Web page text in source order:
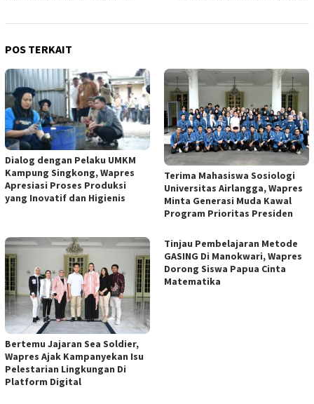
POS TERKAIT
Dialog dengan Pelaku UMKM
Kampung Singkong, Wapres
Apresiasi Proses Produksi
yang Inovatif dan Higienis
Terima Mahasiswa Sosiologi
Universitas Airlangga, Wapres
Minta Generasi Muda Kawal
Program Prioritas Presiden
Bertemu Jajaran Sea Soldier,
Wapres Ajak Kampanyekan Isu
Pelestarian Lingkungan Di
Platform Digital
Tinjau Pembelajaran Metode
GASING Di Manokwari, Wapres
Dorong Siswa Papua Cinta
Matematika